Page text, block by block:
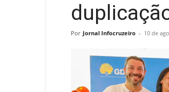
Por Jornal Infocruzeiro - 10 de